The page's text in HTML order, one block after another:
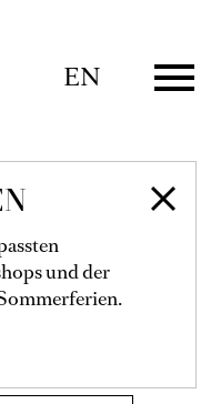
EN
und der
Abo A